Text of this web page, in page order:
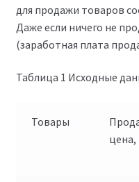
для продажи товаров
Даже если ничего не
(заработная плата
Таблица 1 Исходные
Товары
цена,